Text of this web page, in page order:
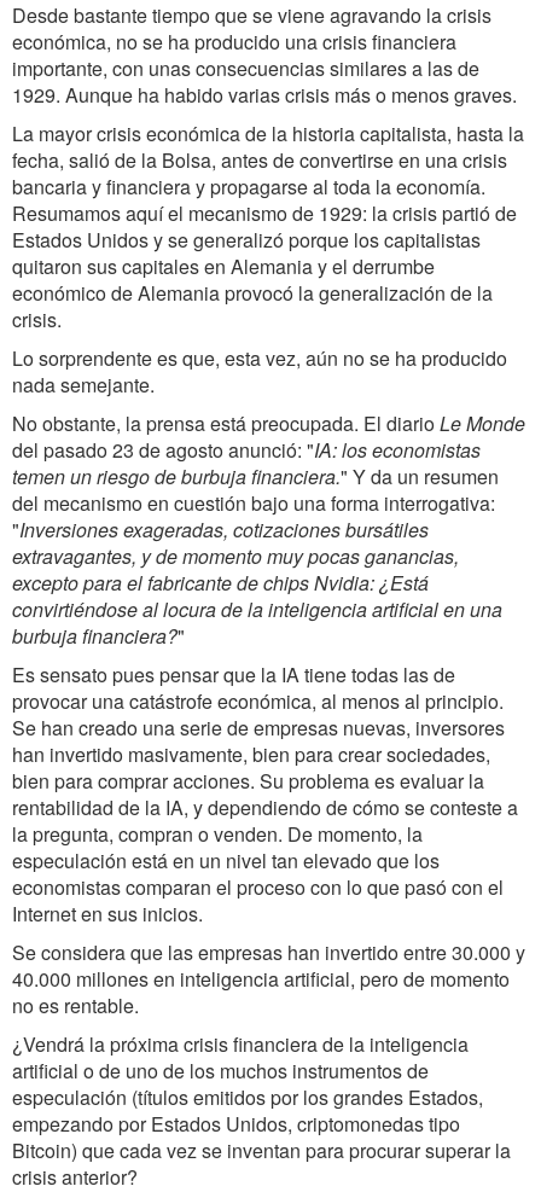
Desde bastante tiempo que se viene agravando la crisis
económica, no se ha producido una crisis financiera
importante, con unas consecuencias similares a las de
1929. Aunque ha habido varias crisis más o menos graves.
La mayor crisis económica de la historia capitalista, hasta la
fecha, salió de la Bolsa, antes de convertirse en una crisis
bancaria y financiera y propagarse al toda la economía.
Resumamos aquí el mecanismo de 1929: la crisis partió de
Estados Unidos y se generalizó porque los capitalistas
quitaron sus capitales en Alemania y el derrumbe
económico de Alemania provocó la generalización de la
crisis.
Lo sorprendente es que, esta vez, aún no se ha producido
nada semejante.
No obstante, la prensa está preocupada. El diarioLe Monde
del pasado 23 de agosto anunció: "IA: los economistas
temen un riesgo de burbuja financiera." Y da un resumen
del mecanismo en cuestión bajo una forma interrogativa:
"Inversiones exageradas, cotizaciones bursátiles
extravagantes, y de momento muy pocas ganancias,
excepto para el fabricante de chips Nvidia: ¿Está
convirtiéndose al locura de la inteligencia artificial en una
burbuja financiera?"
Es sensato pues pensar que la IA tiene todas las de
provocar una catástrofe económica, al menos al principio.
Se han creado una serie de empresas nuevas, inversores
han invertido masivamente, bien para crear sociedades,
bien para comprar acciones. Su problema es evaluar la
rentabilidad de la IA, y dependiendo de cómo se contestea
la pregunta, compran o venden. De momento, la
especulación está en un nivel tan elevado que los
economistas comparan el proceso con lo que pasó con el
Internet en sus inicios.
Se considera que las empresas han invertidoentre 30.000 y
40.000 millones en inteligencia artificial, pero de momento
no es rentable.
¿Vendrá la próxima crisis financiera de la inteligencia
artificial o de uno de los muchos instrumentos de
especulación (títulos emitidos por los grandes Estados,
empezando por Estados Unidos, criptomonedas tipo
Bitcoin) que cada vez se inventan para procurar superar la
crisis anterior?